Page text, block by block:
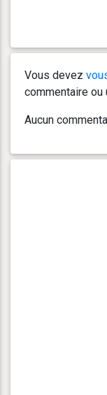
Vous devez
commentaire ou
Aucun